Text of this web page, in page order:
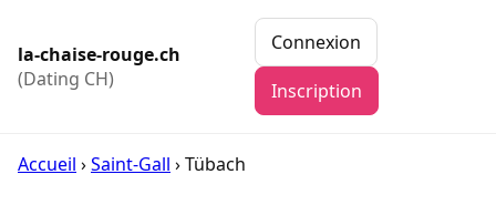
la-chaise-rouge.ch
(Dating CH)
Connexion
Inscription
Accueil ›Saint-Gall ›Tübach